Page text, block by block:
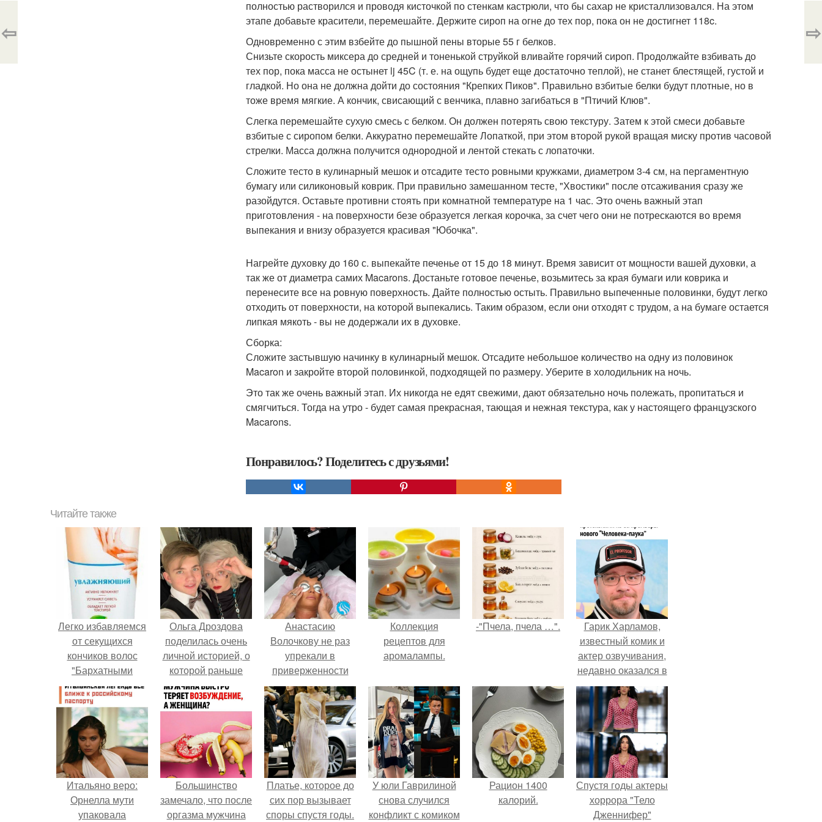
полностью растворился и проводя кисточкой по стенкам кастрюли, что бы сахар не кристаллизовался. На этом
этапе добавьте красители, перемешайте. Держите сироп на огне до тех пор, пока он не достигнет 118c.
Одновременно с этим взбейте до пышной пены вторые 55 г белков.
Снизьте скорость миксера до средней и тоненькой струйкой вливайте горячий сироп. Продолжайте взбивать до
тех пор, пока масса не остынет lj 45C (т. е. на ощупь будет еще достаточно теплой), не станет блестящей, густой и
гладкой. Но она не должна дойти до состояния "Крепких Пиков". Правильно взбитые белки будут плотные, но в
тоже время мягкие. А кончик, свисающий с венчика, плавно загибаться в "Птичий Клюв".
Слегка перемешайте сухую смесь с белком. Он должен потерять свою текстуру. Затем к этой смеси добавьте
взбитые с сиропом белки. Аккуратно перемешайте Лопаткой, при этом второй рукой вращая миску против часовой
стрелки. Масса должна получится однородной и лентой стекать с лопаточки.
Сложите тесто в кулинарный мешок и отсадите тесто ровными кружками, диаметром 3-4 см, на пергаментную
бумагу или силиконовый коврик. При правильно замешанном тесте, "Хвостики" после отсаживания сразу же
разойдутся. Оставьте противни стоять при комнатной температуре на 1 час. Это очень важный этап
приготовления - на поверхности безе образуется легкая корочка, за счет чего они не потрескаются во время
выпекания и внизу образуется красивая "Юбочка".
Нагрейте духовку до 160 с. выпекайте печенье от 15 до 18 минут. Время зависит от мощности вашей духовки, а
так же от диаметра самих Macarons. Достаньте готовое печенье, возьмитесь за края бумаги или коврика и
перенесите все на ровную поверхность. Дайте полностью остыть. Правильно выпеченные половинки, будут легко
отходить от поверхности, на которой выпекались. Таким образом, если они отходят с трудом, а на бумаге остается
липкая мякоть - вы не додержали их в духовке.
Сборка:
Сложите застывшую начинку в кулинарный мешок. Отсадите небольшое количество на одну из половинок
Macaron и закройте второй половинкой, подходящей по размеру. Уберите в холодильник на ночь.
Это так же очень важный этап. Их никогда не едят свежими, дают обязательно ночь полежать, пропитаться и
смягчиться. Тогда на утро - будет самая прекрасная, тающая и нежная текстура, как у настоящего французского
Macarons.
Понравилось? Поделитесь с друзьями!
⇦ ⇨
Читайте также
Легко избавляемся
от секущихся
кончиков волос
"Бархатными
Ручками"!
Ольга Дроздова
поделилась очень
личной историей, о
которой раньше
почти не говорила.
Анастасию
Волочкову не раз
упрекали в
приверженности
устаревшим бьюти -
процедурам.
Коллекция
рецептов для
аромалампы.
-"Пчела, пчела …".
Гарик Харламов,
известный комик и
актер озвучивания,
недавно оказался в
центре внимания
из-за своей работы
над озвучкой
мультфильма про
колобка.
Итальяно веро:
Орнелла мути
упаковала
Большинство
замечало, что после
оргазма мужчина
Платье, которое до
сих пор вызывает
споры спустя годы.
У юли Гаврилиной
снова случился
конфликт с комиком
Рацион 1400
калорий.
Спустя годы актеры
хоррора "Тело
Дженнифер"